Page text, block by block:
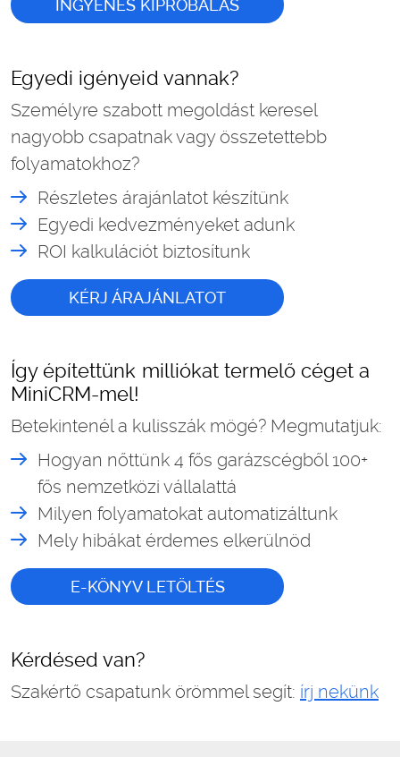
INGYENES KIPRÓBÁLÁS
Egyedi igényeid vannak?
Személyre szabott megoldást keresel
nagyobb csapatnak vagy összetettebb
folyamatokhoz?
Részletes árajánlatot készítünk
Egyedi kedvezményeket adunk
ROI kalkulációt biztosítunk
KÉRJ ÁRAJÁNLATOT
Így építettünk milliókat termelő céget a
MiniCRM-mel!
Betekintenél a kulisszák mögé? Megmutatjuk:
Hogyan nőttünk 4 fős garázscégből 100+
fős nemzetközi vállalattá
Milyen folyamatokat automatizáltunk
Mely hibákat érdemes elkerülnöd
E-KÖNYV LETÖLTÉS
Kérdésed van?
Szakértő csapatunk örömmel segít: írj nekünk